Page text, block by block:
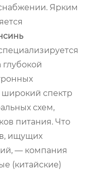
Ярким
широкий спектр
схем,
питания. Что
ищущих
— компания
(китайские)